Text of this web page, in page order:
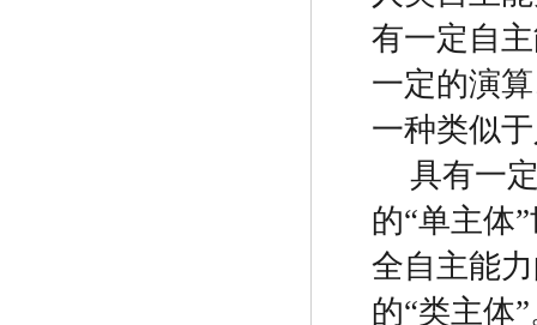
有一定自
一定的演
一种类似
具有一
的“单主体”
全自主能
的“类主体”